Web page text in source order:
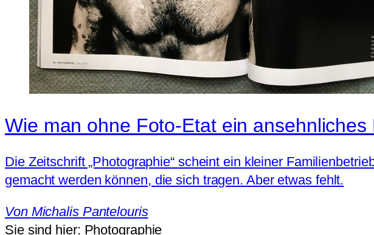
Wie man ohne Foto-Etat ein
Die Zeitschrift „Photographie“ scheint ein kleiner
gemacht werden können, die sich tragen. Aber etwas fehlt.
Von Michalis Pantelouris
Sie sind hier: Photographie